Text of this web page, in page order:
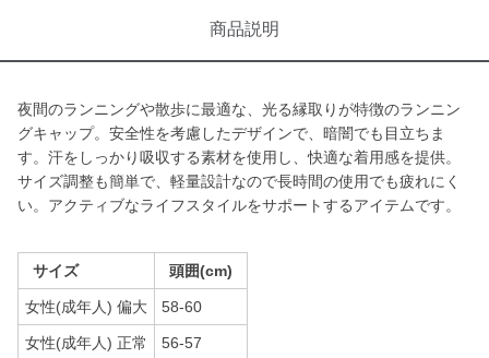
商品説明
夜間のランニングや散歩に最適な、光る縁取りが特徴のランニン
グキャップ。安全性を考慮したデザインで、暗闇でも目立ちま
す。汗をしっかり吸収する素材を使用し、快適な着用感を提供。
サイズ調整も簡単で、軽量設計なので長時間の使用でも疲れにく
い。アクティブなライフスタイルをサポートするアイテムです。
サイズ 頭囲(cm)
女性(成年人) 偏大 58-60
女性(成年人) 正常 56-57